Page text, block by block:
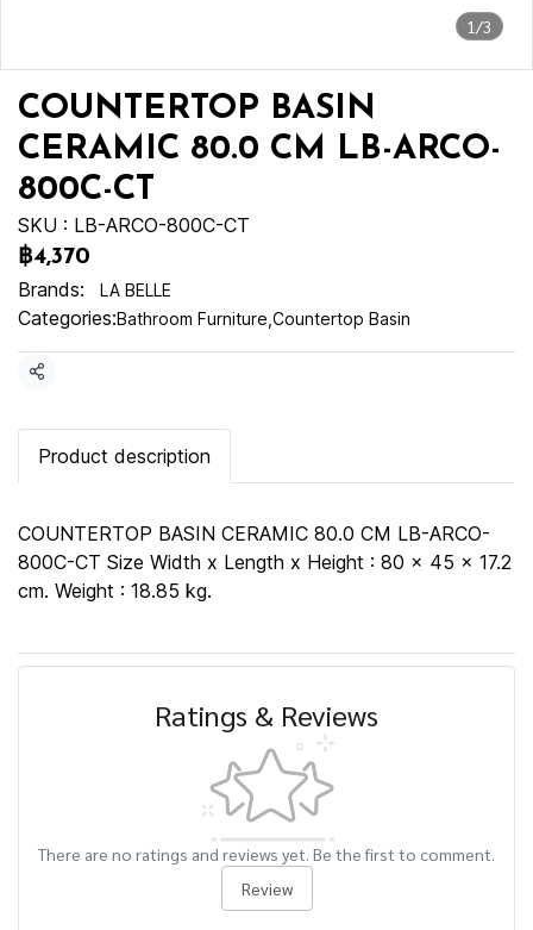
1/3
COUNTERTOP BASIN
CERAMIC 80.0 CM LB-ARCO-
800C-CT
SKU : LB-ARCO-800C-CT
฿4,370
Brands:
LA BELLE
Categories:Bathroom Furniture Countertop Basin
Share
Product description
COUNTERTOP BASIN CERAMIC 80.0 CM LB-ARCO-
800C-CT Size Width x Length x Height : 80 x 45 x 17.2
cm. Weight : 18.85 kg.
Ratings & Reviews
There are no ratings and reviews yet. Be the first to comment.
Review